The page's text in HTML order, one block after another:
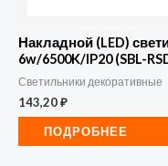
Накладной (LED)
6w/6500K/IP20 (SBL-
Светильники декоративные
143,20₽
ПОДРОБНЕЕ